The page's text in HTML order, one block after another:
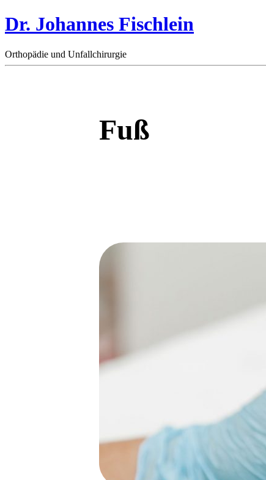
Dr. Johannes Fischlein
Orthopädie und Unfallchirurgie
Fuß